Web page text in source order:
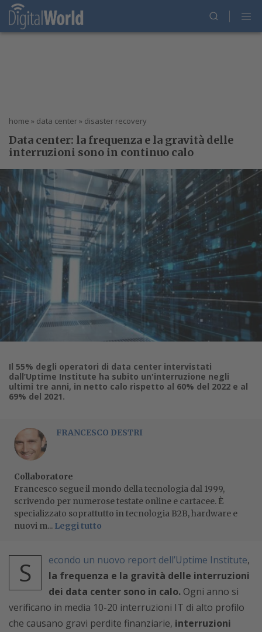
home » data center» disaster recovery
Data center: la frequenza e la gravità delle
interruzioni sono in continuo calo
Il 55% degli operatori di data center intervistati
dall’Uptime Institute ha subito un'interruzione negli
ultimi tre anni, in netto calo rispetto al 60% del 2022 e al
69% del 2021.
FRANCESCO DESTRI
Collaboratore
Francesco segue il mondo della tecnologia dal 1999,
scrivendo per numerose testate online e cartacee. È
specializzato soprattutto in tecnologia B2B, hardware e
nuovi m... Leggi tutto
S econdo un nuovo report dell’Uptime Institute,
la frequenza e la gravità delle interruzioni
dei data center sono in calo. Ogni anno si
verificano in media 10-20 interruzioni IT di alto profilo
che causano gravi perdite finanziarie, interruzioni